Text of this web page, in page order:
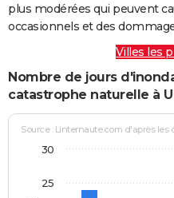
plus modérées qui peuvent
occasionnels et des
Villes les
Nombre de jours
catastrophe naturelle à
Source : Linternaute.com d'après les
25
30